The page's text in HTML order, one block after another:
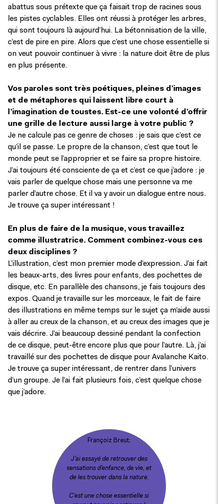
abattus sous prétexte que ça faisait trop de racines sous
les pistes cyclables. Elles ont réussi à protéger les arbres,
qui sont toujours là aujourd’hui. La bétonnisation de la ville,
c’est de pire en pire. Alors que c’est une chose essentielle si
on veut pouvoir continuer à vivre : la nature doit être de plus
en plus présente.
Vos paroles sont très poétiques, pleines d’images
et de métaphores qui laissent libre court à
l’imagination de toustes. Est-ce une volonté d’offrir
une grille de lecture aussi large à votre public ?
Je ne calcule pas ce genre de choses : je sais que c’est ce
qu’il se passe. Le propre de la chanson, c’est que tout le
monde peut se l’approprier et se faire sa propre histoire.
J’ai toujours été consciente de ça et c’est ce que j’adore : je
vais parler de quelque chose mais une personne va me
parler d’autre chose. Et il va y avoir un dialogue entre nous.
Je trouve ça super intéressant !
En plus de faire de la musique, vous travaillez
comme illustratrice. Comment combinez-vous ces
deux disciplines ?
L’illustration, c’est mon premier mode d’expression. J’ai fait
les beaux-arts, des livres pour enfants, des pochettes de
disque, etc. En parallèle des chansons, je fais toujours des
expos. Quand je travaille sur les morceaux, le fait de faire
des illustrations en même temps sur le sujet ça m’aide aussi
à aller au creux de la chanson, et au creux des images que je
vais décrire. J’ai beaucoup dessiné pendant la confection
de ce disque, peut-être encore plus que pour l’autre. Là, j’ai
travaillé sur des pochettes de disque pour Avalanche Kaito.
Je trouve ça super intéressant, de rentrer dans l’univers
d’un groupe. Je l’ai fait plusieurs fois, c’est quelque chose
que j’adore.
Françoiz Breut:
J’ai essayé de retrouver des
sensations d’enfance, de vie, et
de les trouver dans la nature.
C’est une chose essentielle si